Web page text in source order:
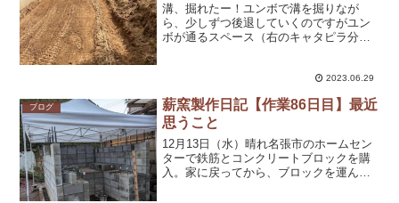
溝、掘れたー！ユンボで溝を掘りなが
ら、少しずつ後退していくのですがユン
ボが通るスペース（右のキャタピラ分）
埋めてやり直したり😂これだけの溝なの
に随分時間がかかってしまい...
2023.06.29
ブログ
薪窯製作日記【作業86日目】最近
思うこと
12月13日（水）晴れ名張市のホームセン
ターで鉄筋とコンクリートブロックを購
入。家に戻ってから、ブロックを運んだ